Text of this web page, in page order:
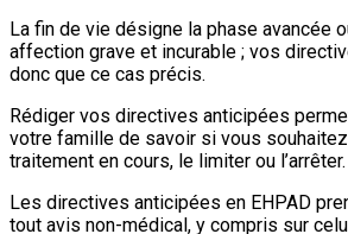
La fin de vie désigne la phase avancée
affection grave et incurable ; vos
donc que ce cas précis.
Rédiger vos directives anticipées
votre famille de savoir si vous
traitement en cours, le limiter ou l’arrêter.
Les directives anticipées en EHPAD
tout avis non-médical, y compris sur